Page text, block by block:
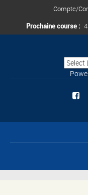
Compte/
Prochaine course :